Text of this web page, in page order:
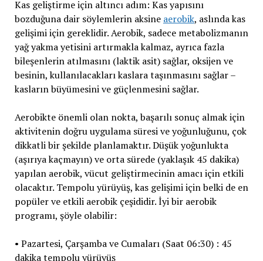
Kas geliştirme için altıncı adım: Kas yapısını
bozduğuna dair söylemlerin aksine aerobik, aslında kas
gelişimi için gereklidir. Aerobik, sadece metabolizmanın
yağ yakma yetisini artırmakla kalmaz, ayrıca fazla
bileşenlerin atılmasını (laktik asit) sağlar, oksijen ve
besinin, kullanılacakları kaslara taşınmasını sağlar –
kasların büyümesini ve güçlenmesini sağlar.
Aerobikte önemli olan nokta, başarılı sonuç almak için
aktivitenin doğru uygulama süresi ve yoğunluğunu, çok
dikkatli bir şekilde planlamaktır. Düşük yoğunlukta
(aşırıya kaçmayın) ve orta sürede (yaklaşık 45 dakika)
yapılan aerobik, vücut geliştirmecinin amacı için etkili
olacaktır. Tempolu yürüyüş, kas gelişimi için belki de en
popüler ve etkili aerobik çeşididir. İyi bir aerobik
programı, şöyle olabilir:
• Pazartesi, Çarşamba ve Cumaları (Saat 06:30) : 45
dakika tempolu yürüyüş